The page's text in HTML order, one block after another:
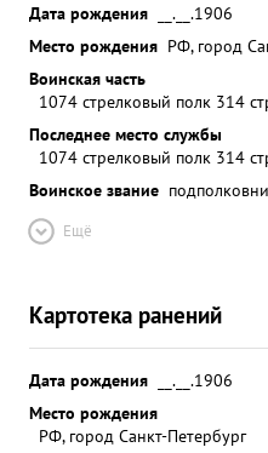
Дата рождения
__.__.1906
Место рождения РФ, город
Воинская часть
1074 стрелковый полк 314
Последнее место службы
1074 стрелковый полк 314
Воинское звание
Ещё
Картотека ранений
Дата рождения
__.__.1906
Место рождения
РФ, город Санкт-Петербург